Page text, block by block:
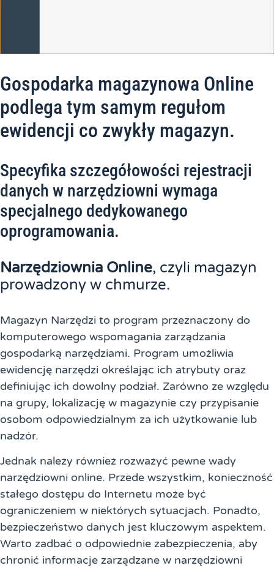
Gospodarka magazynowa Online
podlega tym samym regułom
ewidencji co zwykły magazyn.
Specyfika szczegółowości rejestracji
danych w narzędziowni wymaga
specjalnego dedykowanego
oprogramowania.
Narzędziownia Online, czyli magazyn
prowadzony w chmurze.
Magazyn Narzędzi to program przeznaczony do
komputerowego wspomagania zarządzania
gospodarką narzędziami. Program umożliwia
ewidencję narzędzi określając ich atrybuty oraz
definiując ich dowolny podział. Zarówno ze względu
na grupy, lokalizację w magazynie czy przypisanie
osobom odpowiedzialnym za ich użytkowanie lub
nadzór.
Jednak należy również rozważyć pewne wady
narzędziowni online. Przede wszystkim, konieczność
stałego dostępu do Internetu może być
ograniczeniem w niektórych sytuacjach. Ponadto,
bezpieczeństwo danych jest kluczowym aspektem.
Warto zadbać o odpowiednie zabezpieczenia, aby
chronić informacje zarządzane w narzędziowni